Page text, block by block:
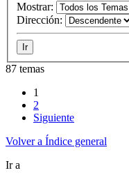
Mostrar:
Dirección:
87 temas
1
2
Siguiente
Volver a Índice general
Ir a